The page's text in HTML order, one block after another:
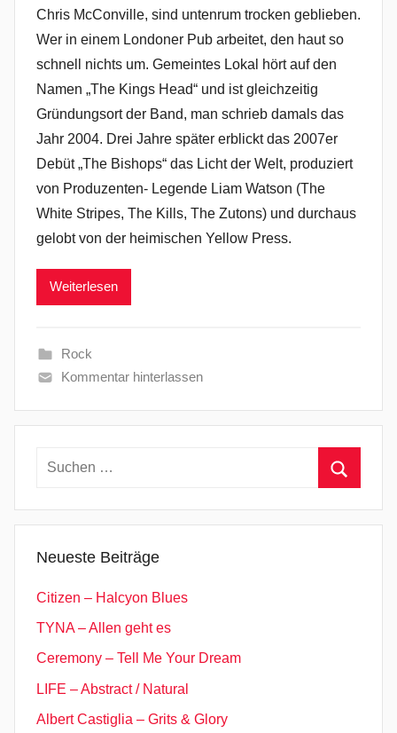
Chris McConville, sind untenrum trocken geblieben.
Wer in einem Londoner Pub arbeitet, den haut so
schnell nichts um. Gemeintes Lokal hört auf den
Namen „The Kings Head“ und ist gleichzeitig
Gründungsort der Band, man schrieb damals das
Jahr 2004. Drei Jahre später erblickt das 2007er
Debüt „The Bishops“ das Licht der Welt, produziert
von Produzenten- Legende Liam Watson (The
White Stripes, The Kills, The Zutons) und durchaus
gelobt von der heimischen Yellow Press.
Weiterlesen
Rock
Kommentar hinterlassen
Suchen
Neueste Beiträge
Citizen – Halcyon Blues
TYNA – Allen geht es
Ceremony – Tell Me Your Dream
LIFE – Abstract / Natural
Albert Castiglia – Grits & Glory